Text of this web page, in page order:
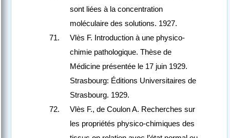
sont liées à la concentration
moléculaire des solutions. 1927.
Vlès F. Introduction à une physico-
chimie pathologique. Thèse de
Médicine présentée le 17 juin 1929.
Strasbourg: Éditions Universitaires de
Strasbourg. 1929.
Vlès F., de Coulon A. Recherches sur
les propriétés physico-chimiques des